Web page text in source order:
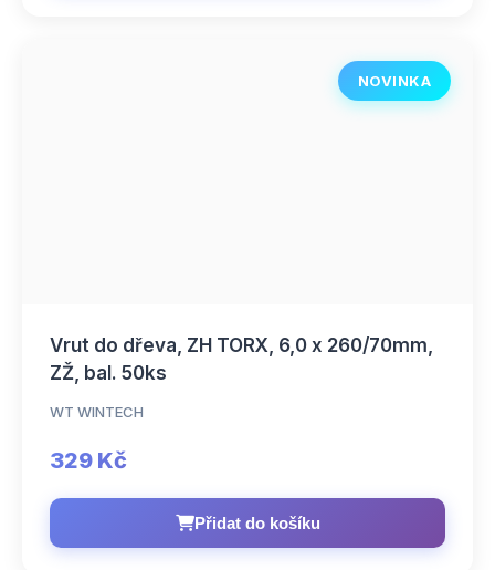
NOVINKA
Vrut do dřeva, ZH TORX, 6,0 x 260/70mm,
ZŽ, bal. 50ks
WT WINTECH
329 Kč
Přidat do košíku